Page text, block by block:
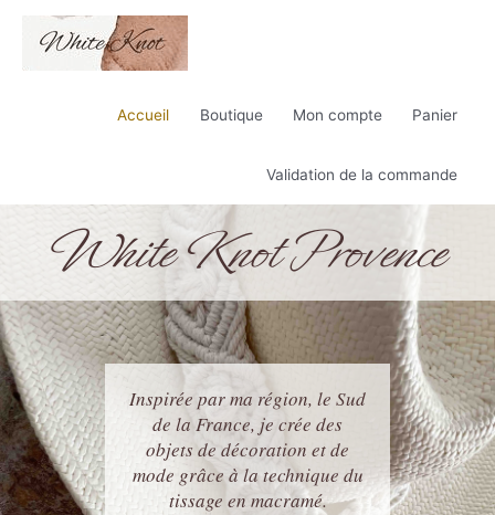
Accueil Boutique Mon compte Panier
Validation de la commande
White Knot Provence
Inspirée par ma région, le Sud
de la France, je crée des
objets de décoration et de
mode grâce à la technique du
tissage en macramé.